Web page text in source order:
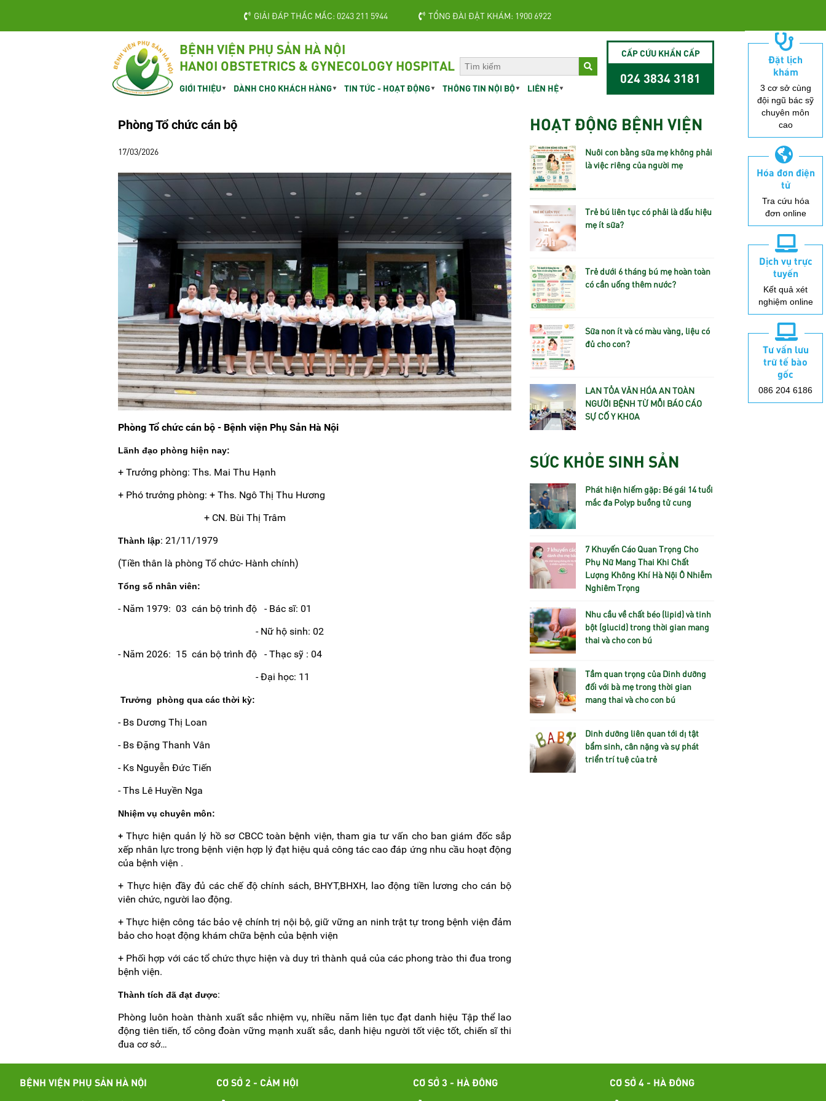
GIẢI ĐÁP THẮC MẮC: 0243 211 5944 TỔNG ĐÀI ĐẶT KHÁM: 1900 6922
BỆNH VIỆN PHỤ SẢN HÀ NỘI
HANOI OBSTETRICS & GYNECOLOGY HOSPITAL
GIỚI THIỆU DÀNH CHO KHÁCH HÀNG TIN TỨC - HOẠT ĐỘNG THÔNG TIN NỘI BỘ LIÊN HỆ
CẤP CỨU KHẨN CẤP
024 3834 3181
Phòng Tổ chức cán bộ
17/03/2026
Phòng Tổ chức cán bộ - Bệnh viện Phụ Sản Hà Nội
Lãnh đạo phòng hiện nay:
+ Trưởng phòng: Ths. Mai Thu Hạnh
+ Phó trưởng phòng: + Ths. Ngô Thị Thu Hương
+ CN. Bùi Thị Trâm
Thành lập: 21/11/1979
(Tiền thân là phòng Tổ chức- Hành chính)
Tổng số nhân viên:
- Năm 1979: 03 cán bộ trình độ - Bác sĩ: 01
- Nữ hộ sinh: 02
- Năm 2026: 15 cán bộ trình độ - Thạc sỹ : 04
- Đại học: 11
Trưởng phòng qua các thời kỳ:
- Bs Dương Thị Loan
- Bs Đặng Thanh Vân
- Ks Nguyễn Đức Tiến
- Ths Lê Huyền Nga
Nhiệm vụ chuyên môn:
+Thực hiện quản lý hồ sơ CBCC toàn bệnh viện, tham gia tư vấn cho ban giám đốc sắp
xếp nhân lực trong bệnh viện hợp lý đạt hiệu quả công tác cao đáp ứng nhu cầu hoạt động
của bệnh viện .
+ Thực hiện đầy đủ các chế độ chính sách, BHYT,BHXH, lao động tiền lương cho cán bộ
viên chức, người lao động.
+ Thực hiện công tác bảo vệ chính trị nội bộ, giữ vững an ninh trật tự trong bệnh viện đảm
bảo cho hoạt động khám chữa bệnh của bệnh viện
+ Phối hợp với các tổ chức thực hiện và duy trì thành quả của các phong trào thi đua trong
bệnh viện.
Thành tích đã đạt được:
Phòng luôn hoàn thành xuất sắc nhiệm vụ, nhiều năm liên tục đạt danh hiệu Tập thể lao
động tiên tiến, tổ công đoàn vững mạnh xuất sắc, danh hiệu người tốt việc tốt, chiến sĩ thi
đua cơ sở…
HOẠT ĐỘNG BỆNH VIỆN
Nuôi con bằng sữa mẹ không phải
là việc riêng của người mẹ
Trẻ bú liên tục có phải là dấu hiệu
mẹ ít sữa?
Trẻ dưới 6 tháng bú mẹ hoàn toàn
có cần uống thêm nước?
Sữa non ít và có màu vàng, liệu có
đủ cho con?
LAN TỎA VĂN HÓA AN TOÀN
NGƯỜI BỆNH TỪ MỖI BÁO CÁO
SỰ CỐ Y KHOA
SỨC KHỎE SINH SẢN
Phát hiện hiếm gặp: Bé gái 14 tuổi
mắc đa Polyp buồng tử cung
7 Khuyến Cáo Quan Trọng Cho
Phụ Nữ Mang Thai Khi Chất
Lượng Không Khí Hà Nội Ô Nhiễm
Nghiêm Trọng
Nhu cầu về chất béo (lipid) và tinh
bột (glucid) trong thời gian mang
thai và cho con bú
Tầm quan trọng của Dinh dưỡng
đối với bà mẹ trong thời gian
mang thai và cho con bú
Dinh dưỡng liên quan tới dị tật
bẩm sinh, cân nặng và sự phát
triển trí tuệ của trẻ
BỆNH VIỆN PHỤ SẢN HÀ NỘI CƠ SỞ 2 - CẢM HỘI CƠ SỞ 3 - HÀ ĐÔNG CƠ SỞ 4 - HÀ ĐÔNG
Đặt lịch
khám
3 cơ sở cùng
đội ngũ bác sỹ
chuyên môn
cao
Hóa đơn điện
tử
Tra cứu hóa
đơn online
Dịch vụ trực
tuyến
Kết quả xét
nghiệm online
Tư vấn lưu
trữ tế bào
gốc
086 204 6186